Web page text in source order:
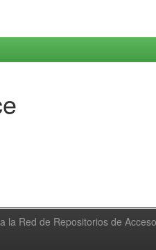
la Red de Repositorios de